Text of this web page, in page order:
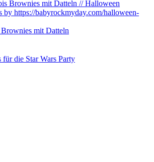
mit Datteln
die Star Wars Party